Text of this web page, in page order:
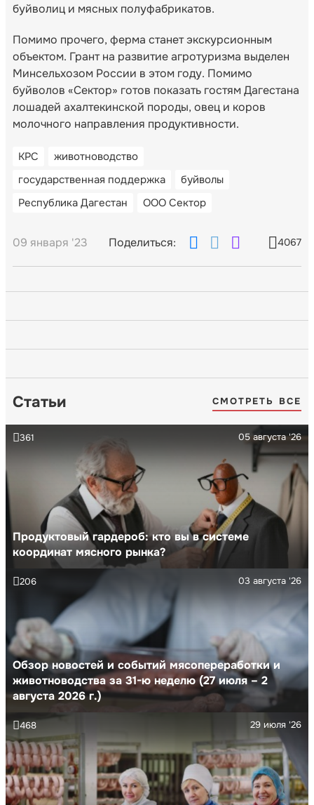
буйволиц и мясных полуфабрикатов.
Помимо прочего, ферма станет экскурсионным
объектом. Грант на развитие агротуризма выделен
Минсельхозом России в этом году. Помимо
буйволов «Сектор» готов показать гостям Дагестана
лошадей ахалтекинской породы, овец и коров
молочного направления продуктивности.
КРС
животноводство
государственная поддержка
буйволы
Республика Дагестан
ООО Сектор
09 января '23 Поделиться: 4067
Статьи СМОТРЕТЬ ВСЕ
Продуктовый гардероб: кто вы в системе
координат мясного рынка?
05 августа '26
361
Обзор новостей и событий мясопереработки и
животноводства за 31-ю неделю (27 июля – 2
августа 2026 г.)
03 августа '26
206
29 июля '26
468